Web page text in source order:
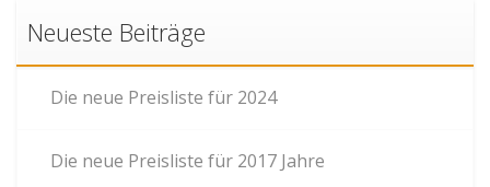
Neueste Beiträge
Die neue Preisliste für 2024
Die neue Preisliste für 2017 Jahre